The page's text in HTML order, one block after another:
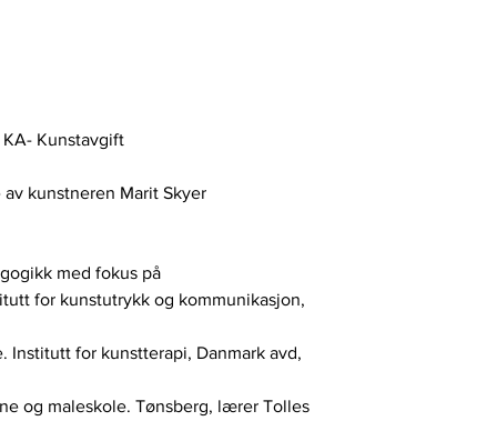
Kunstavgift
kunstneren Marit Skyer
med fokus på
for kunstutrykk og kommunikasjon,
for kunstterapi, Danmark avd,
og maleskole. Tønsberg, lærer Tolles